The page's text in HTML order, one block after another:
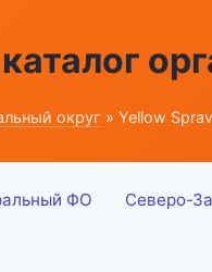
округ » Yellow
ФО Северо-